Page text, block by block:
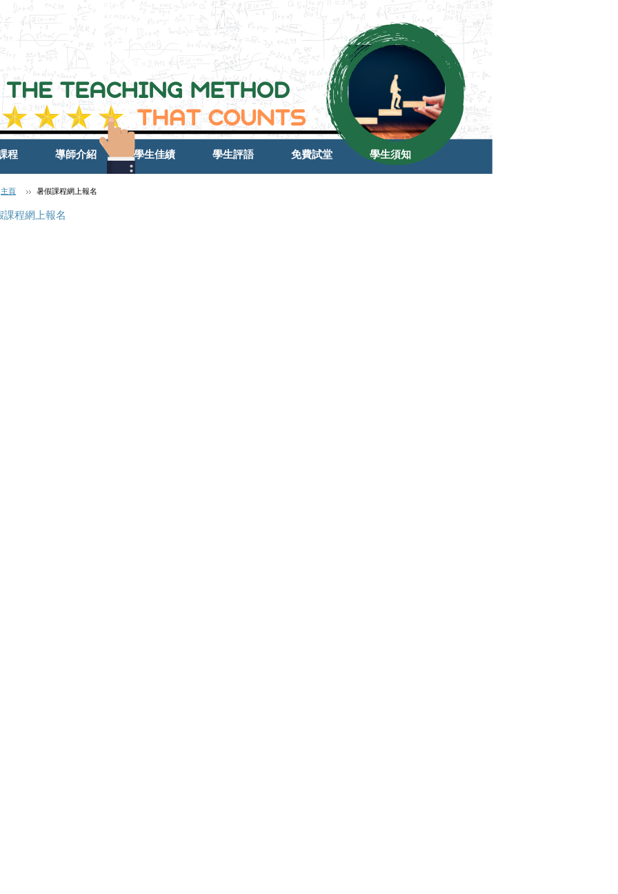
程 導師介紹 學生佳績 學生評語 免費試堂 學生須知
主頁 暑假課程網上報名
課程網上報名